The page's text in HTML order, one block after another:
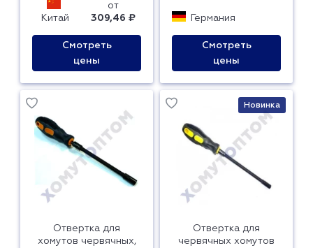
Китай
от
309,46 ₽
Смотреть
цены
Германия
Смотреть
цены
Отвертка для
хомутов червячных,
Новинка
Отвертка для
червячных хомутов